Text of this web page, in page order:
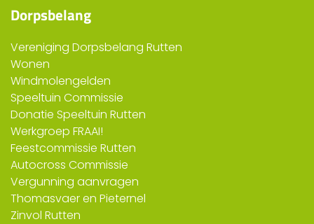
Dorpsbelang
Vereniging Dorpsbelang Rutten
Wonen
Windmolengelden
Speeltuin Commissie
Donatie Speeltuin Rutten
Werkgroep FRAAI!
Feestcommissie Rutten
Autocross Commissie
Vergunning aanvragen
Thomasvaer en Pieternel
Zinvol Rutten